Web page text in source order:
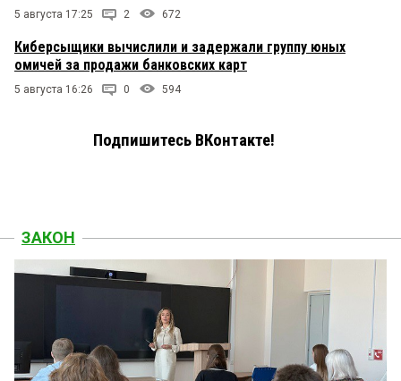
5 августа 17:25 2 672
Киберсыщики вычислили и задержали группу юных
омичей за продажи банковских карт
5 августа 16:26 0 594
Подпишитесь ВКонтакте!
ЗАКОН